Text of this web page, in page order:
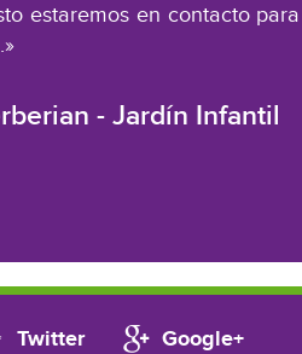
en contacto para una
- Jardín Infantil
Twitter
Google+